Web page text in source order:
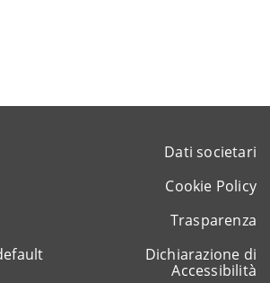
Dati societari
Cookie Policy
Trasparenza
Dichiarazione di
Accessibilità